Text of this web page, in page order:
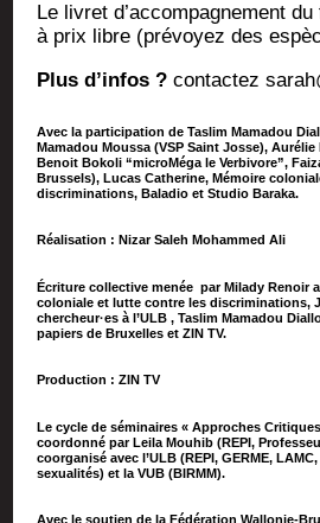
Le livret d’ac­com­pa­gne­ment
à prix libre (pré­voyez des
Plus d’in­fos ? contac­tez
Avec la participation de Taslim Mamadou
Mamadou Moussa (VSP Saint Josse), Aurélie
Benoit Bokoli “microMéga le Verbivore”,
Brussels), Lucas Catherine, Mémoire
discriminations, Baladio et Studio Baraka.
Réalisation : Nizar Saleh Mohammed Ali
Écriture collective menée par Milady Renoir
coloniale et lutte contre les discriminations,
chercheur·es à l’ULB , Taslim Mamadou
papiers de Bruxelles et ZIN TV.
Production : ZIN TV
Le cycle de séminaires « Approches
coordonné par Leila Mouhib (REPI,
coorganisé avec l’ULB (REPI, GERME,
sexualités) et la VUB (BIRMM).
Avec le soutien de la Fédération Wallonie-